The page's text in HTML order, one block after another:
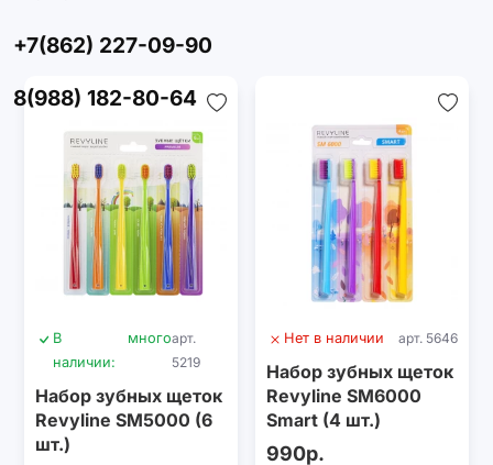
+7(862) 227-09-90
8(988) 182-80-64
В
наличии:
многоарт.
5219
Набор зубных щеток
Revyline SM5000 (6
шт.)
Нет в наличии арт. 5646
Набор зубных щеток
Revyline SM6000
Smart (4 шт.)
990р.